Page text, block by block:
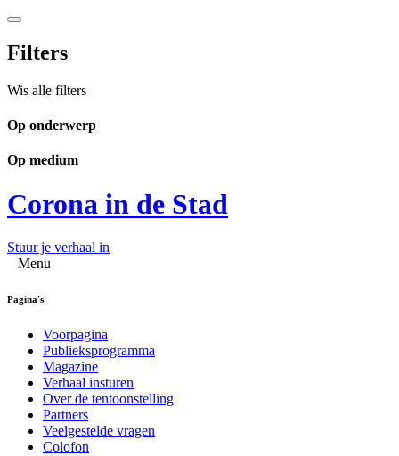
Filters
Wis alle filters
Op onderwerp
Op medium
Corona in de Stad
Stuur je verhaal in
Menu
Pagina's
Voorpagina
Publieksprogramma
Magazine
Verhaal insturen
Over de tentoonstelling
Partners
Veelgestelde vragen
Colofon